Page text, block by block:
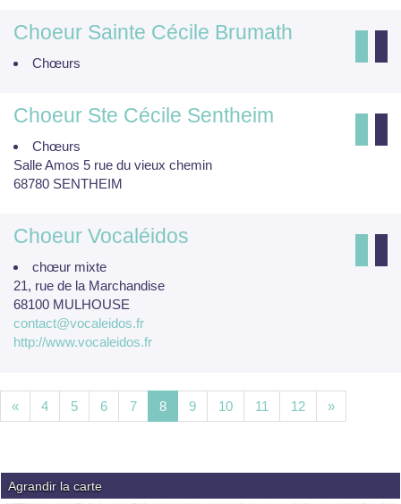
Choeur Sainte Cécile Brumath
Chœurs
Choeur Ste Cécile Sentheim
Chœurs
Salle Amos 5 rue du vieux chemin
68780 SENTHEIM
Choeur Vocaléidos
chœur mixte
21, rue de la Marchandise
68100 MULHOUSE
contact@vocaleidos.fr
http://www.vocaleidos.fr
« 4 5 6 7 8 9 10 11 12 »
Agrandir la carte